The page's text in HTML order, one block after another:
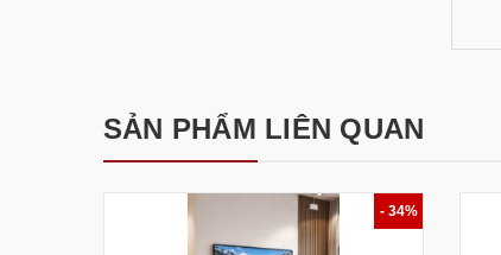
SẢN PHẨM LIÊN QUAN
- 34%